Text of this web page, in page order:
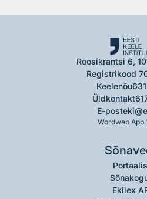
Roosikrantsi 6,
Registrikood
Keelenõu
Üldkontakt
E-post
Wordweb App
Ekilex